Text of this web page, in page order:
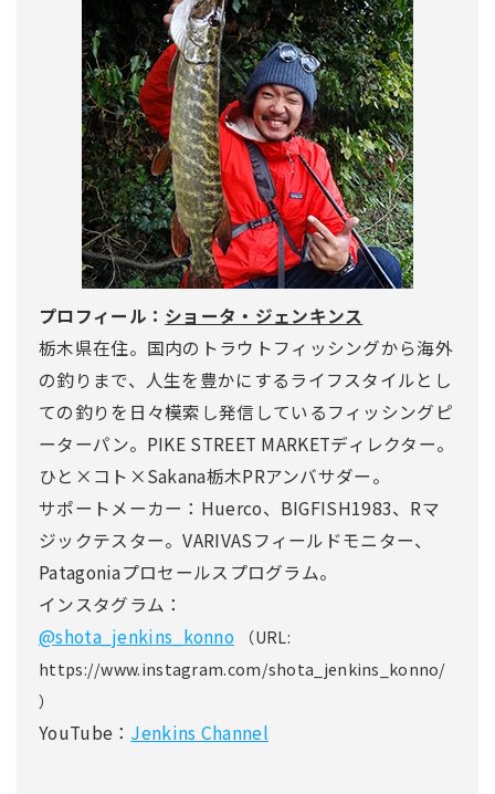
プロフィール： ショータ・ジェンキンス
栃木県在住。国内のトラウトフィッシングから海外
の釣りまで、人生を豊かにするライフスタイルとし
ての釣りを日々模索し発信しているフィッシングピ
ーターパン。PIKE STREET MARKETディレクター。
ひと×コト×Sakana栃木PRアンバサダー。
サポートメーカー：Huerco、BIGFISH1983、Rマ
ジックテスター。VARIVASフィールドモニター、
Patagoniaプロセールスプログラム。
インスタグラム：
@shota_jenkins_konno
（URL:
https://www.instagram.com/shota_jenkins_konno/
）
YouTube： Jenkins Channel